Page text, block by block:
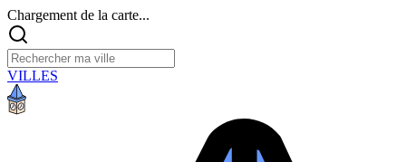
Chargement de la carte...
VILLES